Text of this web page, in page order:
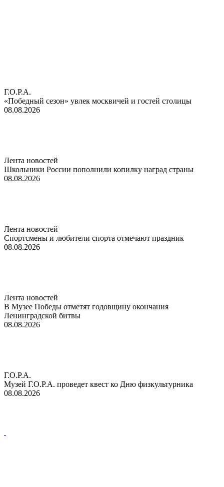
Г.О.Р.А.
«Победный сезон» увлек москвичей и гостей столицы
08.08.2026
Лента новостей
Школьники России пополнили копилку наград страны
08.08.2026
Лента новостей
Спортсмены и любители спорта отмечают праздник
08.08.2026
Лента новостей
В Музее Победы отметят годовщину окончания
Ленинградской битвы
08.08.2026
Г.О.Р.А.
Музей Г.О.Р.А. проведет квест ко Дню физкультурника
08.08.2026